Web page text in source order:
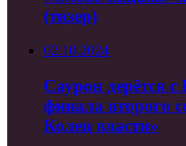
(тизер)
02.10.2024
Саурон дерётся
финала второго
Колец власти»